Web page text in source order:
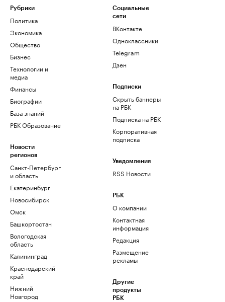
Рубрики
Политика
Экономика
Общество
Бизнес
Технологии и
медиа
Финансы
Биографии
База знаний
РБК Образование
Новости
регионов
Санкт-Петербург
и область
Екатеринбург
Новосибирск
Омск
Башкортостан
Вологодская
область
Калининград
Краснодарский
край
Нижний
Новгород
Социальные
сети
ВКонтакте
Одноклассники
Telegram
Дзен
Подписки
Скрыть баннеры
на РБК
Подписка на РБК
Корпоративная
подписка
Уведомления
RSS Новости
РБК
О компании
Контактная
информация
Редакция
Размещение
рекламы
Другие
продукты
РБК